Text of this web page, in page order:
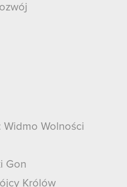
Widmo Wolności
Gon
Królów